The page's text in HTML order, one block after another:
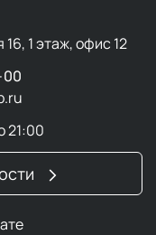
1 этаж, офис 12
21:00